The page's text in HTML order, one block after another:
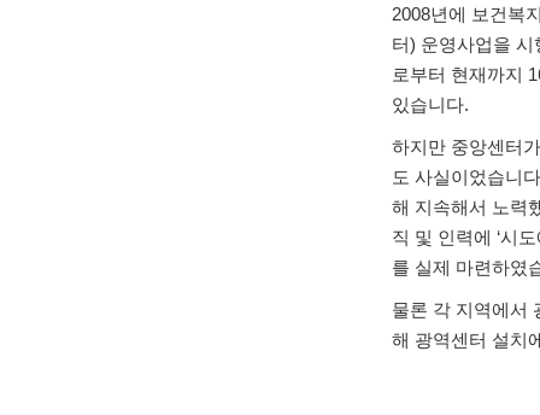
2008년에 보건복
터) 운영사업을
로부터 현재까지
있습니다.
하지만 중앙센터
도 사실이었습니다
해 지속해서 노력
직 및 인력에 ‘시도
를 실제 마련하였
물론 각 지역에서
해 광역센터 설치